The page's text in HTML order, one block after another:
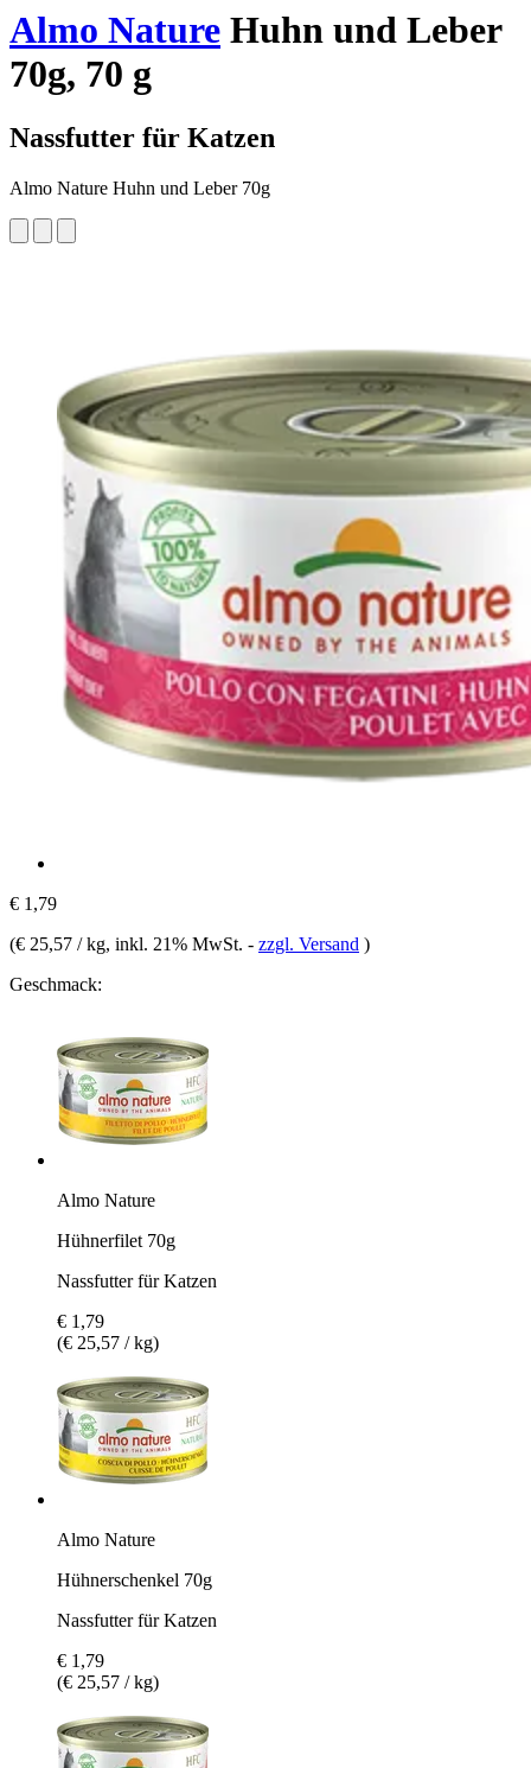
Almo Nature Huhn und Leber
70g, 70 g
Nassfutter für Katzen
Almo Nature Huhn und Leber 70g
€ 1,79
(€ 25,57 / kg, inkl. 21% MwSt. - zzgl. Versand )
Geschmack:
Almo Nature
Hühnerfilet 70g
Nassfutter für Katzen
€ 1,79
(€ 25,57 / kg)
Almo Nature
Hühnerschenkel 70g
Nassfutter für Katzen
€ 1,79
(€ 25,57 / kg)